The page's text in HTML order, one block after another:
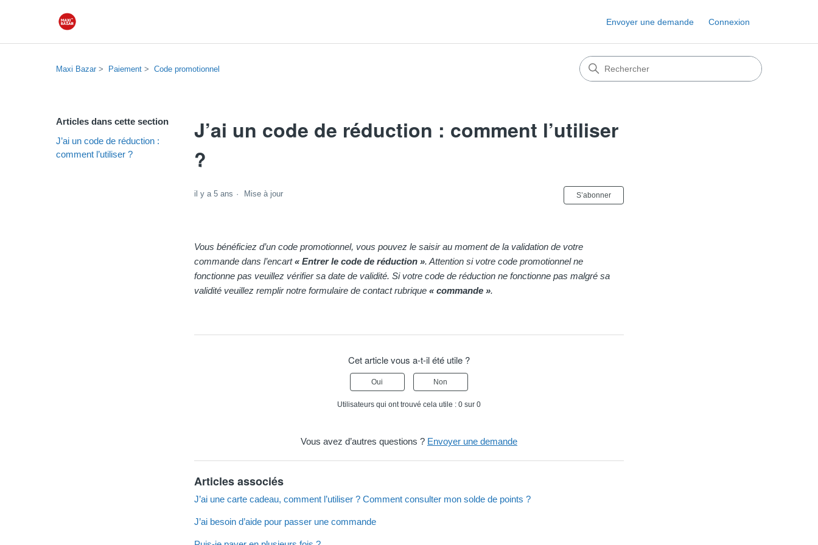
Envoyer une demande Connexion
Maxi Bazar Paiement Code promotionnel
Articles dans cette section
J’ai un code de réduction :
comment l’utiliser ?
J’ai un code de réduction : comment l’utiliser
?
il y a 5 ans Mise à jour S’abonner
Vous bénéficiez d’un code promotionnel, vous pouvez le saisir au moment de la validation de votre
commande dans l’encart« Entrer le code de réduction ». Attention si votre code promotionnel ne
fonctionne pas veuillez vérifier sa date de validité. Si votre code de réduction ne fonctionne pas malgré sa
validité veuillez remplir notre formulaire de contact rubrique« commande ».
Cet article vous a-t-il été utile ?
Oui Non
Utilisateurs qui ont trouvé cela utile : 0 sur 0
Vous avez d’autres questions ? Envoyer une demande
Articles associés
J’ai une carte cadeau, comment l’utiliser ? Comment consulter mon solde de points ?
J’ai besoin d’aide pour passer une commande